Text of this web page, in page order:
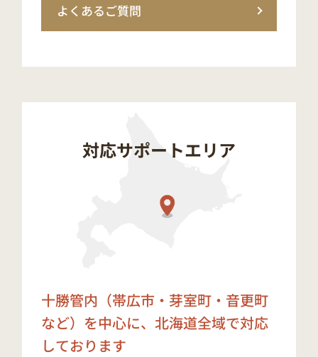
よくあるご質問
対応サポートエリア
十勝管内（帯広市・芽室町・音更町
など）を中心に、北海道全域で対応
しております